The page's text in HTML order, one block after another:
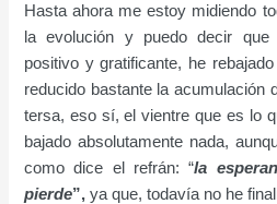
Hasta ahora me estoy midiendo
la evolución y puedo decir
positivo y gratificante, he
reducido bastante la acumulación
tersa, eso sí, el vientre que es lo
bajado absolutamente nada,
como dice el refrán: “la
pierde”, ya que, todavía no he